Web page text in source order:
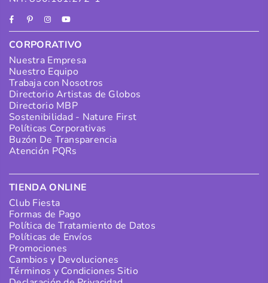
FacebookPinterestInstagram
YouTube
CORPORATIVO
Nuestra Empresa
Nuestro Equipo
Trabaja con Nosotros
Directorio Artistas de Globos
Directorio MBP
Sostenibilidad - Nature First
Políticas Corporativas
Buzón De Transparencia
Atención PQRs
TIENDA ONLINE
Club Fiesta
Formas de Pago
Política de Tratamiento de Datos
Políticas de Envíos
Promociones
Cambios y Devoluciones
Términos y Condiciones Sitio